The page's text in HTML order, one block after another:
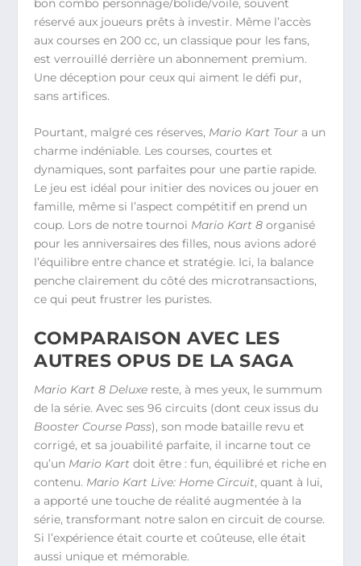
bon combo personnage/bolide/voile, souvent
réservé aux joueurs prêts à investir. Même l’accès
aux courses en 200 cc, un classique pour les fans,
est verrouillé derrière un abonnement premium.
Une déception pour ceux qui aiment le défi pur,
sans artifices.
Pourtant, malgré ces réserves, Mario Kart Tour a un
charme indéniable. Les courses, courtes et
dynamiques, sont parfaites pour une partie rapide.
Le jeu est idéal pour initier des novices ou jouer en
famille, même si l’aspect compétitif en prend un
coup. Lors de notre tournoi Mario Kart 8 organisé
pour les anniversaires des filles, nous avions adoré
l’équilibre entre chance et stratégie. Ici, la balance
penche clairement du côté des microtransactions,
ce qui peut frustrer les puristes.
COMPARAISON AVEC LES
AUTRES OPUS DE LA SAGA
Mario Kart 8 Deluxe reste, à mes yeux, le summum
de la série. Avec ses 96 circuits (dont ceux issus du
Booster Course Pass), son mode bataille revu et
corrigé, et sa jouabilité parfaite, il incarne tout ce
qu’un Mario Kart doit être : fun, équilibré et riche en
contenu. Mario Kart Live: Home Circuit, quant à lui,
a apporté une touche de réalité augmentée à la
série, transformant notre salon en circuit de course.
Si l’expérience était courte et coûteuse, elle était
aussi unique et mémorable.